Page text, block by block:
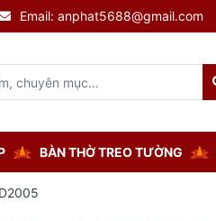
BÀN THỜ TREO TƯỜNG
Email: anphat5688@gmail.com